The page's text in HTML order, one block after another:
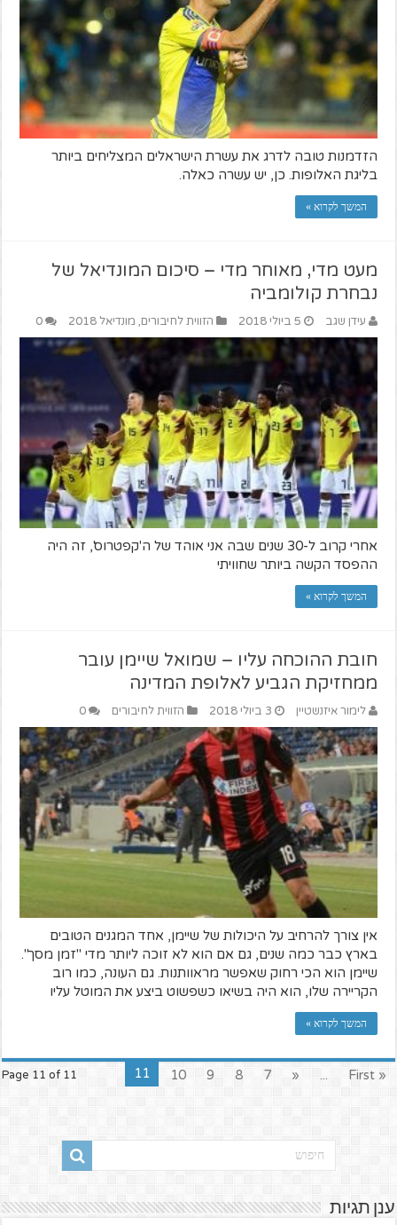
הזדמנות טובה לדרג את עשרת הישראלים המצליחים ביותר
בליגת האלופות. כן, יש עשרה כאלה.
המשך לקרוא »
מעט מדי, מאוחר מדי – סיכום המונדיאל של
נבחרת קולומביה
עידן שגב 5 ביולי 2018 הזווית לחיבורים, מונדיאל 2018 0
אחרי קרוב ל-30 שנים שבה אני אוהד של ה'קפטרוס', זה היה
ההפסד הקשה ביותר שחוויתי
המשך לקרוא »
חובת ההוכחה עליו – שמואל שיימן עובר
ממחזיקת הגביע לאלופת המדינה
לימור איזנשטיין 3 ביולי 2018 הזווית לחיבורים 0
אין צורך להרחיב על היכולות של שיימן, אחד המגנים הטובים
בארץ כבר כמה שנים, גם אם הוא לא זוכה ליותר מדי "זמן מסך".
שיימן הוא הכי רחוק שאפשר מראוותנות. גם העונה, כמו רוב
הקריירה שלו, הוא היה בשיאו כשפשוט ביצע את המוטל עליו
המשך לקרוא »
Page 11 of 11 « First
...
«
7
8
9
10
11
ענן תגיות